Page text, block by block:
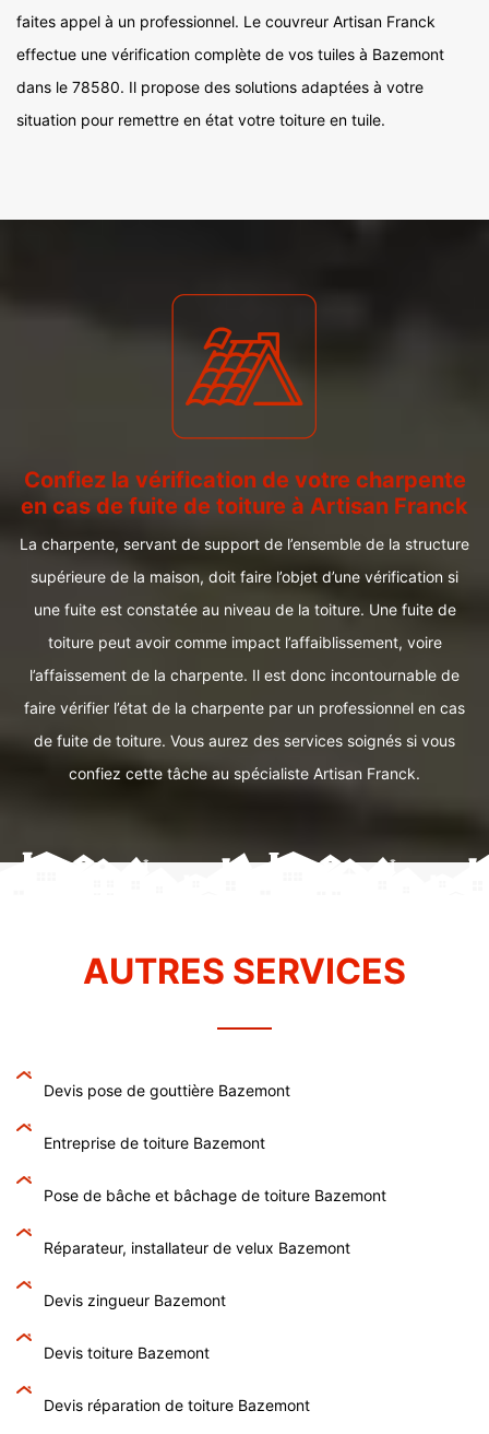
faites appel à un professionnel. Le couvreur Artisan Franck
effectue une vérification complète de vos tuiles à Bazemont
dans le 78580. Il propose des solutions adaptées à votre
situation pour remettre en état votre toiture en tuile.
Confiez la vérification de votre charpente
en cas de fuite de toiture à Artisan Franck
La charpente, servant de support de l’ensemble de la structure
supérieure de la maison, doit faire l’objet d’une vérification si
une fuite est constatée au niveau de la toiture. Une fuite de
toiture peut avoir comme impact l’affaiblissement, voire
l’affaissement de la charpente. Il est donc incontournable de
faire vérifier l’état de la charpente par un professionnel en cas
de fuite de toiture. Vous aurez des services soignés si vous
confiez cette tâche au spécialiste Artisan Franck.
AUTRES SERVICES
Devis pose de gouttière Bazemont
Entreprise de toiture Bazemont
Pose de bâche et bâchage de toiture Bazemont
Réparateur, installateur de velux Bazemont
Devis zingueur Bazemont
Devis toiture Bazemont
Devis réparation de toiture Bazemont